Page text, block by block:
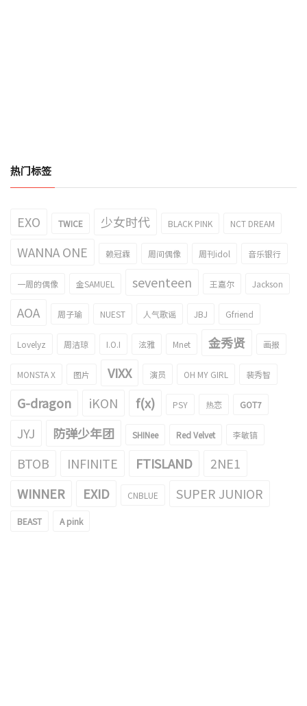
热门标签
EXO TWICE 少女时代 BLACK PINK NCT DREAM
WANNA ONE 赖冠霖 周间偶像 周刊idol 音乐银行
一周的偶像 金SAMUEL seventeen 王嘉尔 Jackson
AOA 周子瑜 NUEST 人气歌谣 JBJ Gfriend
Lovelyz 周洁琼 I.O.I 泫雅 Mnet 金秀贤 画报
MONSTA X 图片 VIXX 演员 OH MY GIRL 裴秀智
G-dragon iKON f(x) PSY 热恋 GOT7
JYJ 防弹少年团 SHINee Red Velvet 李敏镐
BTOB INFINITE FTISLAND
2NE1
WINNER
EXID CNBLUE SUPER JUNIOR
BEAST A pink